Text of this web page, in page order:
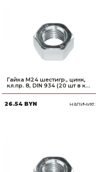
Гайка М24 шестигр., цинк,
кл.пр. 8, DIN 934 (20 шт в к...
26.54 BYN наличие: